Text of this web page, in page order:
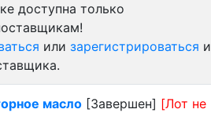
доступна только
или зарегистрироваться и
масло [Завершен] [Лот не